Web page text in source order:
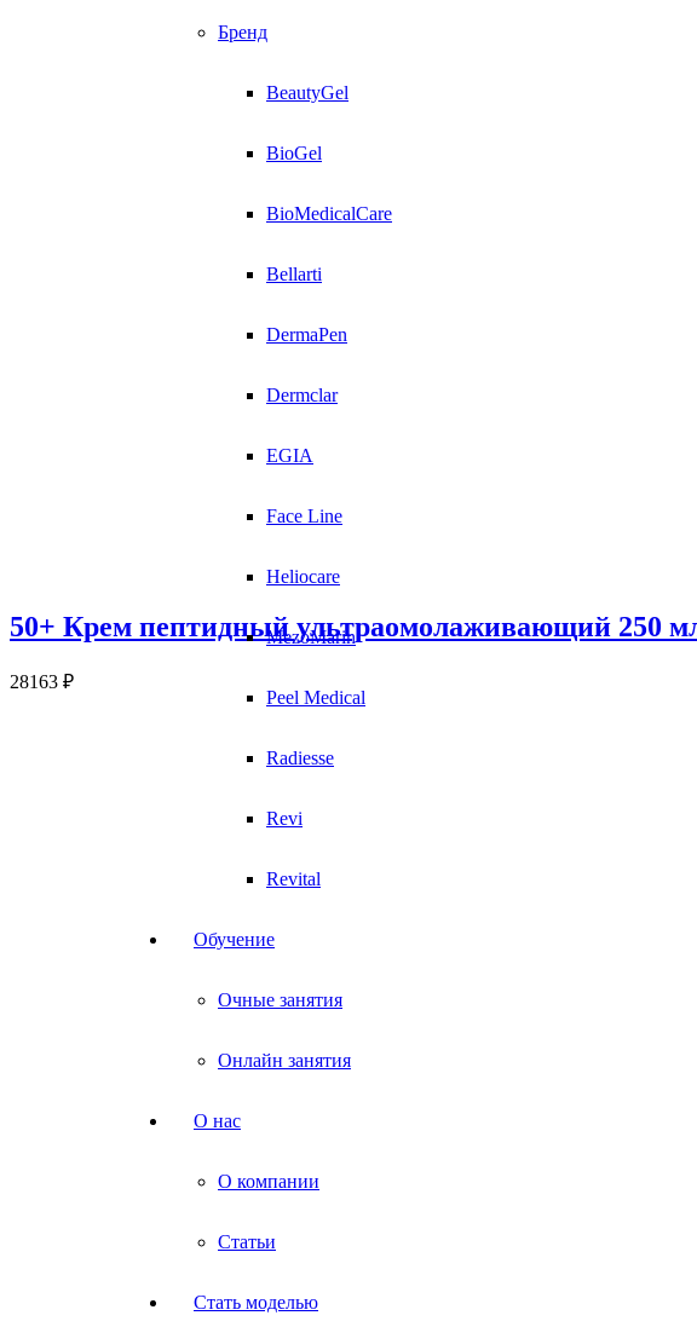
Бренд
BeautyGel
BioGel
BioMedicalCare
Bellarti
DermaPen
Dermclar
EGIA
Face Line
Heliocare
MezoMarin
Peel Medical
Radiesse
Revi
Revital
Обучение
Очные занятия
Онлайн занятия
О нас
О компании
Статьи
Стать моделью
50+ Крем пептидный ультраомолаживающий 250
28163 ₽